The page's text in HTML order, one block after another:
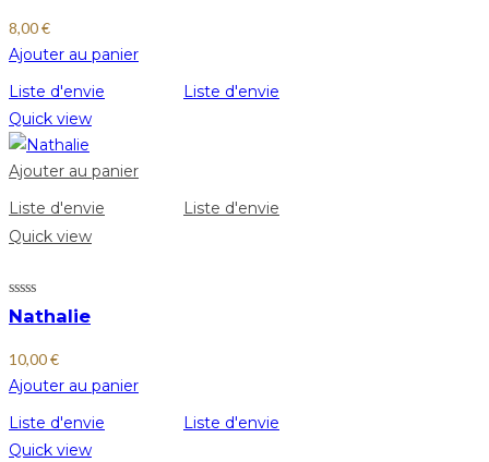
8,00€
Ajouter au panier
Liste d'envie
Liste d'envie
Quick view
Ajouter au panier
Liste d'envie
Liste d'envie
Quick view
Nathalie
10,00€
Ajouter au panier
Liste d'envie
Liste d'envie
Quick view